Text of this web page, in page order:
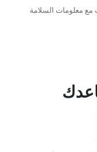
مع معلومات السلامة